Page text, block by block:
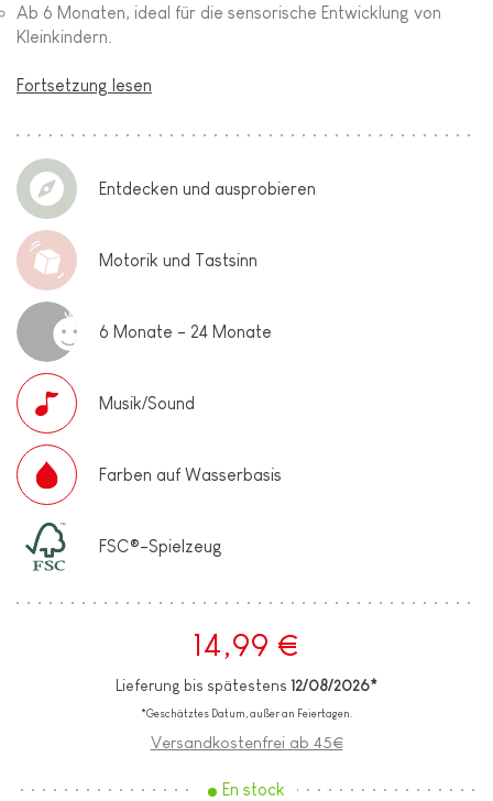
Ab 6 Monaten, ideal für die sensorische Entwicklung von
Kleinkindern.
Fortsetzung lesen
Entdecken und ausprobieren
Motorik und Tastsinn
6 Monate - 24 Monate
Musik/Sound
Farben auf Wasserbasis
FSC®-Spielzeug
14,99 €
Lieferung bis spätestens 12/08/2026*
*Geschätztes Datum, außer an Feiertagen.
Versandkostenfrei ab 45€
En stock